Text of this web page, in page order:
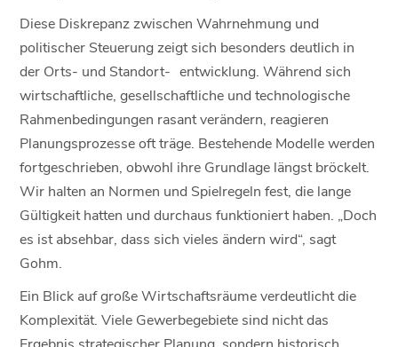
Diese Diskrepanz zwischen Wahrnehmung und
politischer Steuerung zeigt sich besonders deutlich in
der Orts- und Standort- entwicklung. Während sich
wirtschaftliche, gesellschaftliche und technologische
Rahmenbedingungen rasant verändern, reagieren
Planungsprozesse oft träge. Bestehende Modelle werden
fortgeschrieben, obwohl ihre Grundlage längst bröckelt.
Wir halten an Normen und Spielregeln fest, die lange
Gültigkeit hatten und durchaus funktioniert haben. „Doch
es ist absehbar, dass sich vieles ändern wird“, sagt
Gohm.
Ein Blick auf große Wirtschaftsräume verdeutlicht die
Komplexität. Viele Gewerbegebiete sind nicht das
Ergebnis strategischer Planung, sondern historisch